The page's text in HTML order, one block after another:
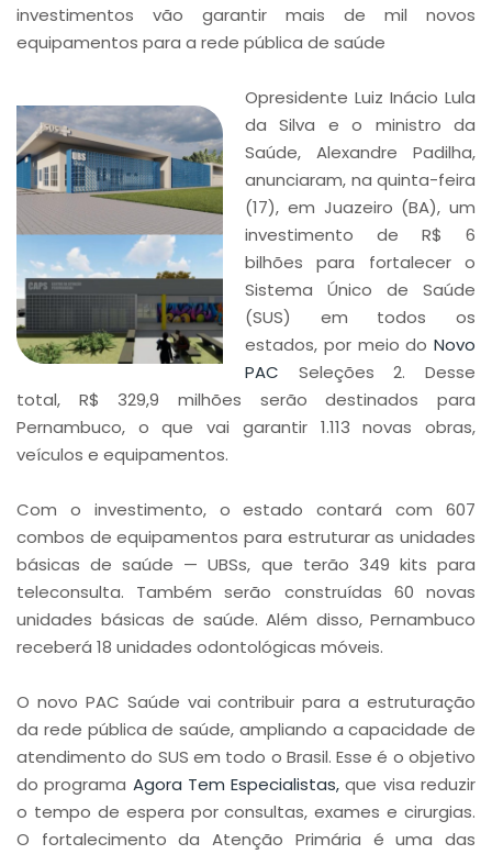
investimentos vão garantir mais de mil novos
equipamentos para a rede pública de saúde
Opresidente Luiz Inácio Lula
da Silva e o ministro da
Saúde, Alexandre Padilha,
anunciaram, na quinta-feira
(17), em Juazeiro (BA), um
investimento de R$ 6
bilhões para fortalecer o
Sistema Único de Saúde
(SUS) em todos os
estados, por meio do Novo
PAC Seleções 2. Desse
total, R$ 329,9 milhões serão destinados para
Pernambuco, o que vai garantir 1.113 novas obras,
veículos e equipamentos.
Com o investimento, o estado contará com 607
combos de equipamentos para estruturar as unidades
básicas de saúde — UBSs, que terão 349 kits para
teleconsulta. Também serão construídas 60 novas
unidades básicas de saúde. Além disso, Pernambuco
receberá 18 unidades odontológicas móveis.
O novo PAC Saúde vai contribuir para a estruturação
da rede pública de saúde, ampliando a capacidade de
atendimento do SUS em todo o Brasil. Esse é o objetivo
do programa Agora Tem Especialistas, que visa reduzir
o tempo de espera por consultas, exames e cirurgias.
O fortalecimento da Atenção Primária é uma das